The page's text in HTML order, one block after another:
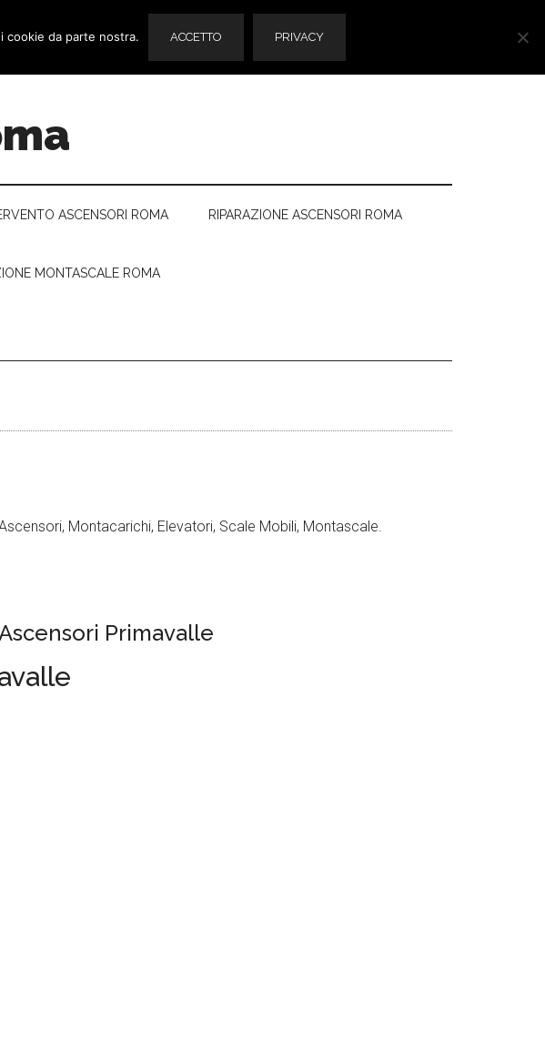
ASCENSORI ROMA RIPARAZIONE ASCENSORI ROMA
MONTASCALE ROMA
Montacarichi, Elevatori, Scale Mobili, Montascale.
Primavalle
cookie da parte nostra. ACCETTO PRIVACY